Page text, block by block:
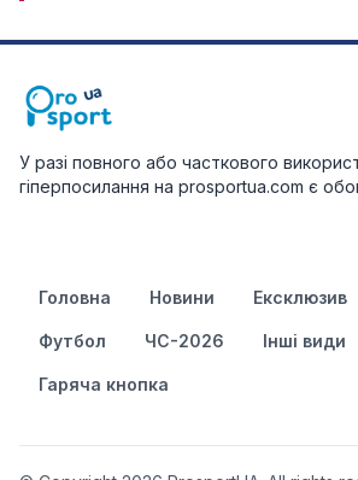
У разі повного або часткового
гіперпосилання на prosportua.com є
Головна Новини Ексклюзив
Футбол ЧС-2026 Інші види
Гаряча кнопка